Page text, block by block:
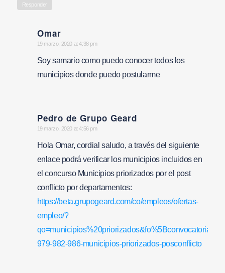
Responder
Omar
says:
19 marzo, 2020 at 4:38 pm
Soy samario como puedo conocer todos los
municipios donde puedo postularme
Pedro de Grupo Geard
says:
19 marzo, 2020 at 4:56 pm
Hola Omar, cordial saludo, a través del siguiente
enlace podrá verificar los municipios incluidos en
el concurso Municipios priorizados por el post
conflicto por departamentos:
https://beta.grupogeard.com/co/empleos/ofertas-
empleo/?
979-982-986-municipios-priorizados-posconflicto